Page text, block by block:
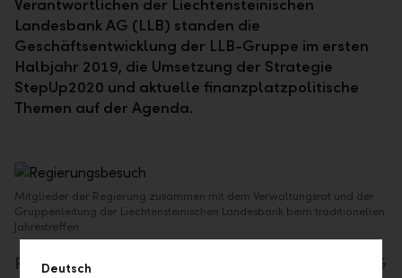
Verantwortlichen der Liechtensteinischen
Landesbank AG (LLB) standen die
Geschäftsentwicklung der LLB-Gruppe im ersten
Halbjahr 2019, die Umsetzung der Strategie
StepUp2020 und aktuelle finanzplatzpolitische
Themen auf der Agenda.
Mitglieder der Regierung zusammen mit dem Verwaltungsrat und der
Gruppenleitung der Liechtensteinischen Landesbank beim traditionellen
Jahrestreffen.
Regierungsmitglieder zu Besuch bei der LLB AG
Deutsch